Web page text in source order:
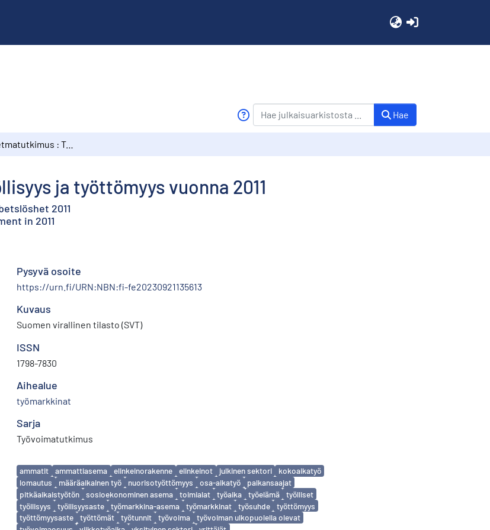
Hae
TyövoiCaretmatutkimus : Työllisyys ja työttömyys vuonna 2011
ja työttömyys vuonna 2011
2011
in 2011
Pysyvä osoite
https://urn.fi/URN:NBN:fi-fe20230921135613
Kuvaus
Suomen virallinen tilasto (SVT)
ISSN
1798-7830
Aihealue
työmarkkinat
Sarja
Työvoimatutkimus
Avainsanat
ammatit ammattiasema elinkeinorakenne elinkeinot julkinen sektori
kokoaikatyö
lomautus
määräaikainen työ nuorisotyöttömyys osa-aikatyö
palkansaajat
pitkäaikaistyötön
sosioekonominen asema toimialat työaika työelämä
työlliset
työllisyys
työllisyysaste työmarkkina-asema työmarkkinat työsuhde
työttömyys
työttömyysaste
työttömät työtunnit työvoima
työvoiman ulkopuolella olevat